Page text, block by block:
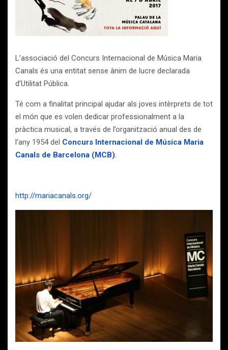
L’associació del Concurs Internacional de Música Maria
Canals és una entitat sense ànim de lucre declarada
d’Utilitat Pública.
Té com a finalitat principal ajudar als joves intèrprets de tot
el món que es volen dedicar professionalment a la
pràctica musical, a través de l’organització anual des de
l’any 1954 del Concurs Internacional de Música Maria
Canals de Barcelona (MCB).
http://mariacanals.org/